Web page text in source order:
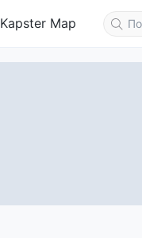
Kapster Map